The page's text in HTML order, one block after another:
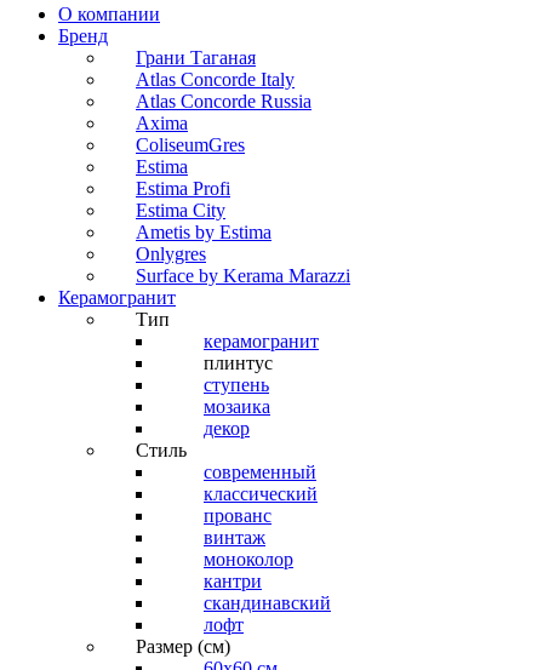
О компании
Бренд
Грани Таганая
Atlas Concorde Italy
Atlas Concorde Russia
Axima
ColiseumGres
Estima
Estima Profi
Estima City
Ametis by Estima
Onlygres
Surface by Kerama Marazzi
Керамогранит
Тип
керамогранит
плинтус
ступень
мозаика
декор
Стиль
современный
классический
прованс
винтаж
моноколор
кантри
скандинавский
лофт
Размер (см)